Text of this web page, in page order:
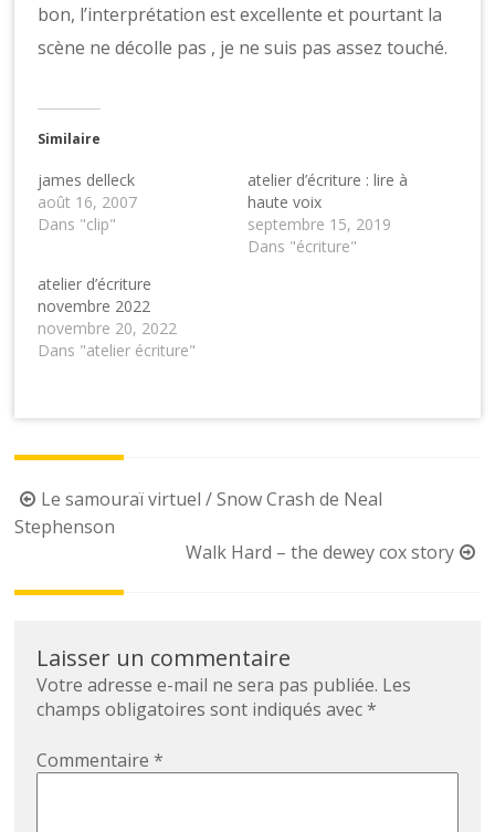
bon, l’interprétation est excellente et pourtant la
scène ne décolle pas , je ne suis pas assez touché.
Similaire
james delleck
août 16, 2007
Dans "clip"
atelier d’écriture : lire à
haute voix
septembre 15, 2019
Dans "écriture"
atelier d’écriture
novembre 2022
novembre 20, 2022
Dans "atelier écriture"
Post
navigation
Le samouraï virtuel / Snow Crash de Neal
Stephenson
Walk Hard – the dewey cox story
Laisser un commentaire
Votre adresse e-mail ne sera pas publiée. Les
champs obligatoires sont indiqués avec*
Commentaire*